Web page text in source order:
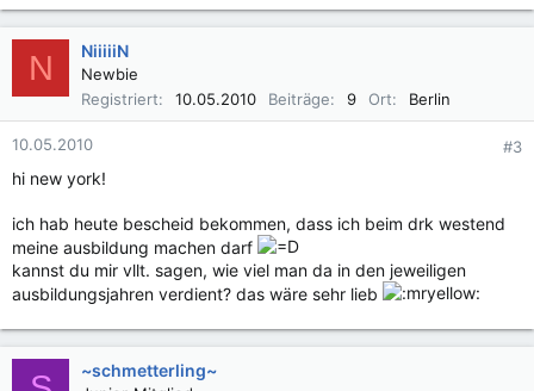
N NiiiiiN
Newbie
Registriert
10.05.2010 Beiträge 9 Ort Berlin
10.05.2010 #3
hi new york!
ich hab heute bescheid bekommen, dass ich beim drk westend
meine ausbildung machen darf
kannst du mir vllt. sagen, wie viel man da in den jeweiligen
ausbildungsjahren verdient? das wäre sehr lieb
~schmetterling~